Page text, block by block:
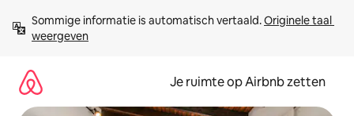
direct
naar
Sommige informatie is automatisch vertaald. Originele taal
weergeven
Je ruimte op Airbnb zetten